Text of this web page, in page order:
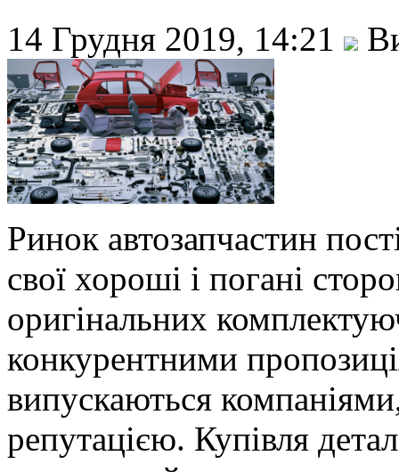
14 Грудня 2019, 14:21
Ринок автозапчастин
свої хороші і погані
оригінальних
конкурентними
випускаються
репутацією. Купівля